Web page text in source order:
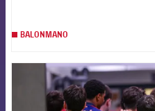
BALONMANO